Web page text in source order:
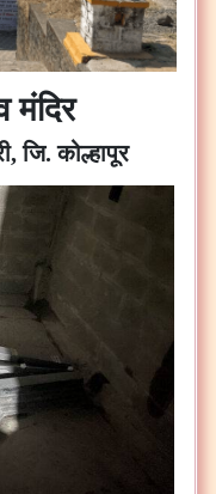
मंदिर
जि. कोल्हापूर